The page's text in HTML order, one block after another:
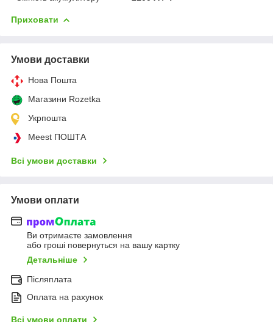
Приховати
Умови доставки
Нова Пошта
Магазини Rozetka
Укрпошта
Meest ПОШТА
Всі умови доставки
Умови оплати
Ви отримаєте замовлення
або гроші повернуться на вашу картку
Детальніше
Післяплата
Оплата на рахунок
Всі умови оплати